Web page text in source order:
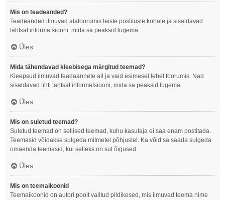
Mis on teadeanded?
Teadeanded ilmuvad alafoorumis teiste postituste kohale ja sisaldavad
tähtsat informatsiooni, mida sa peaksid lugema.
Üles
Mida tähendavad kleebisega märgitud teemad?
Kleepsud ilmuvad teadaannete all ja vaid esimesel lehel foorumis. Nad
sisaldavad tihti tähtsat informatsiooni, mida sa peaksid lugema.
Üles
Mis on suletud teemad?
Suletud teemad on sellised teemad, kuhu kasutaja ei saa enam postitada.
Teemasid võidakse sulgeda mitmetel põhjustel. Ka võid sa saada sulgeda
omaenda teemasid, kui selleks on sul õigused.
Üles
Mis on teemaikoonid
Teemaikoonid on autori poolt valitud pildikesed, mis ilmuvad teema nime